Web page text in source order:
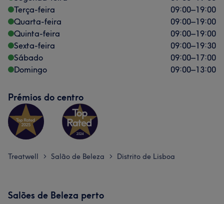
Terça-feira
09:00–19:00
Quarta-feira
09:00–19:00
Quinta-feira
09:00–19:00
Sexta-feira
09:00–19:30
Sábado
09:00–17:00
Domingo
09:00–13:00
Prémios do centro
Treatwell > Salão de Beleza > Distrito de Lisboa
Salões de Beleza perto